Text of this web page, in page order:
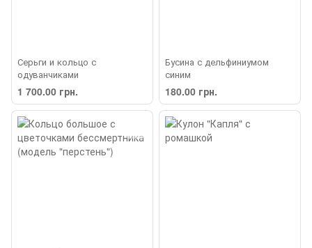
Серьги и кольцо с
одуванчиками
1 700.00 грн.
Бусина с дельфиниумом
синим
180.00 грн.